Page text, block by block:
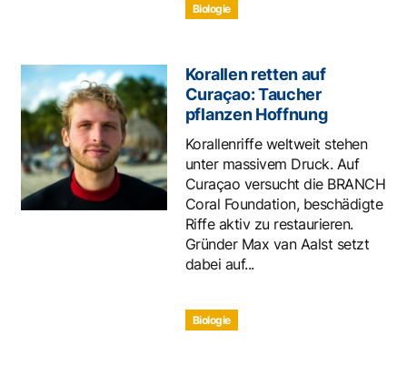
Biologie
Korallen retten auf
Curaçao: Taucher
pflanzen Hoffnung
Korallenriffe weltweit stehen
unter massivem Druck. Auf
Curaçao versucht die BRANCH
Coral Foundation, beschädigte
Riffe aktiv zu restaurieren.
Gründer Max van Aalst setzt
dabei auf...
Biologie